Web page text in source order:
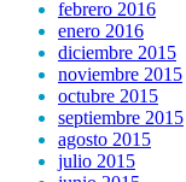
febrero 2016
enero 2016
diciembre 2015
noviembre 2015
octubre 2015
septiembre 2015
agosto 2015
julio 2015